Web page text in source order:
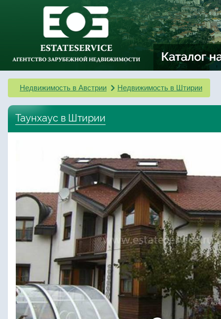
Недвижимость в Австрии Недвижимость в Штирии
Таунхаус в Штирии